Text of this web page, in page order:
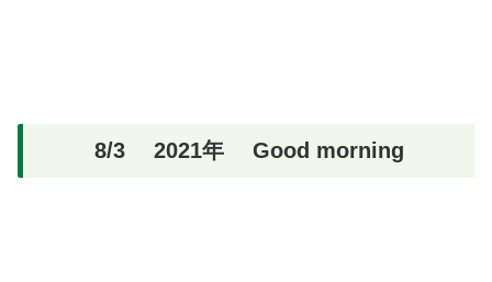
8/3 2021年 Good morning